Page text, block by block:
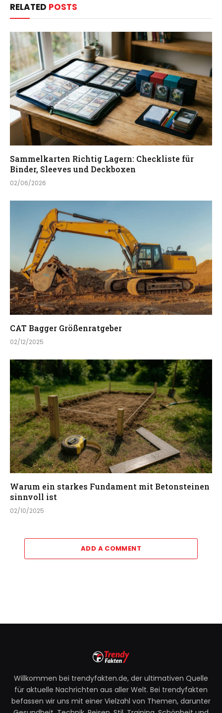
RELATED POSTS
Sammelkarten Richtig Lagern: Checkliste für
Binder, Sleeves und Deckboxen
02/06/2026
CAT Bagger Größenratgeber
02/12/2025
Warum ein starkes Fundament mit Betonsteinen
sinnvoll ist
02/10/2025
ADD A COMMENT
Willkommen bei trendyfakten.de, der ultimativen Quelle
für aktuelle Nachrichten aus aller Welt. Bei trendyfakten
befassen wir uns mit einer Vielzahl von Themen, darunter